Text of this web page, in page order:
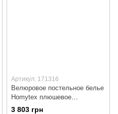
Артикул: 171316
Велюровое постельное белье
Homytex плюшевое
полуторный
3 803 грн